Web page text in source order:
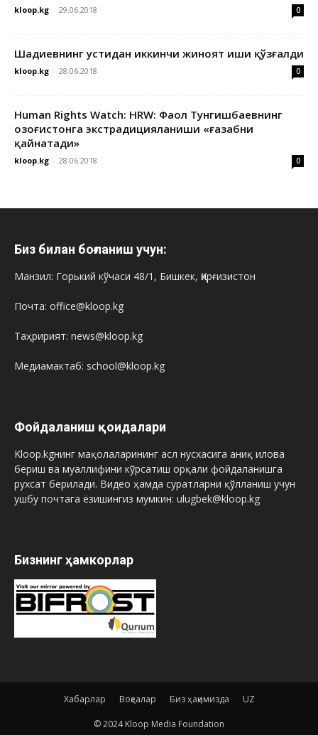
kloop.kg - 29.06.2018 0
Шадиевнинг устидан иккинчи жиноят иши қўзғалди
kloop.kg - 28.06.2018 0
Human Rights Watch: HRW: Фаол Тунгишбаевнинг
Қозоғистонга экстрадицияланиши «ғазабни
қайнатади»
kloop.kg - 28.06.2018 0
Биз билан боғланиш учун:
Манзил: Горький кўчаси 48/1, Бишкек, Қирғизистон
Почта: office@kloop.kg
Таҳририят: news@kloop.kg
Медиамактаб: school@kloop.kg
Фойдаланиш қоидалари
Kloop.kgнинг мақолаларининг асл нусхасига аниқ илова
бериш ва муаллифини кўрсатиш орқали фойдаланишга
рухсат берилади. Видео ҳамда суратларни қўлланиш учун
ушбу почтага ёзишингиз мумкин: ulugbek@kloop.kg
Бизнинг ҳамкорлар
Хабарлар Воқеалар Биз ҳақимизда UZ
© 2024 Kloop Media Foundation